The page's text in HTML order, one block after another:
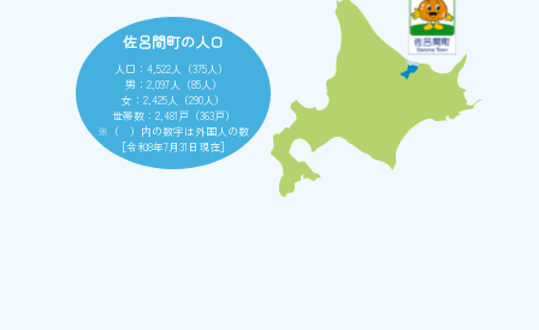
佐呂間町の人口
人口：4,522人（375人）
男：2,097人（85人）
女：2,425人（290人）
世帯数：2,481戸（363戸）
※（ ）内の数字は外国人の数
［令和8年7月31日現在］